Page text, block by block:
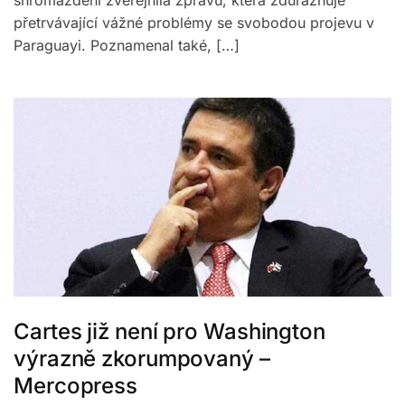
přetrvávající vážné problémy se svobodou projevu v
Paraguayi. Poznamenal také, […]
Cartes již není pro Washington
výrazně zkorumpovaný –
Mercopress